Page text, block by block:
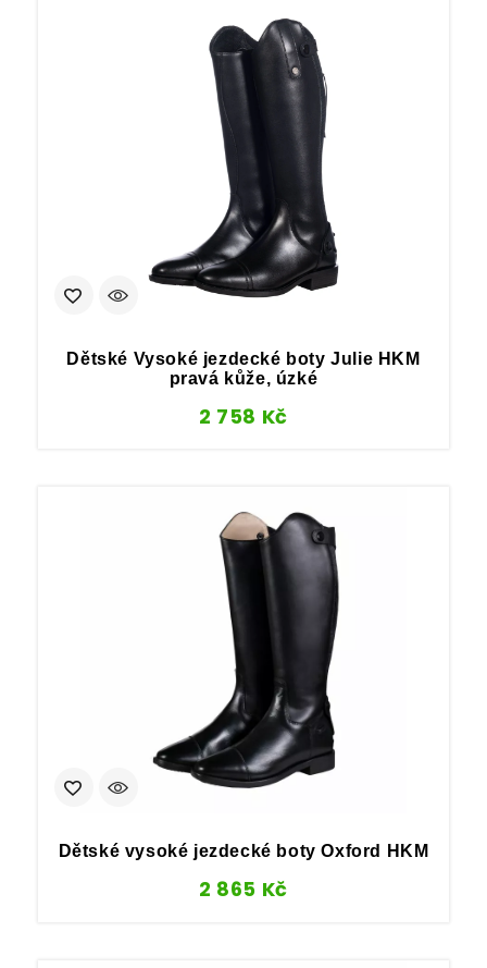
Dětské Vysoké jezdecké boty Julie HKM
pravá kůže, úzké
2 758 Kč
Dětské vysoké jezdecké boty Oxford HKM
2 865 Kč